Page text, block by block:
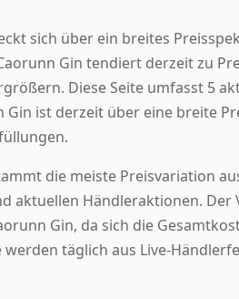
sich über ein breites
Gin tendiert derzeit zu
Diese Seite umfasst 5
Gin ist derzeit über eine breite
die meiste Preisvariation
aktuellen Händleraktionen.
Gin, da sich die
werden täglich aus Live-